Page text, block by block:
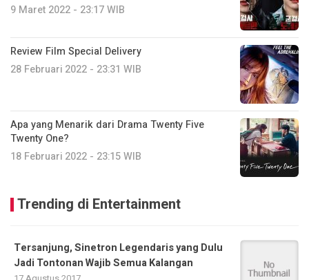
9 Maret 2022 - 23:17 WIB
Review Film Special Delivery
28 Februari 2022 - 23:31 WIB
Apa yang Menarik dari Drama Twenty Five
Twenty One?
18 Februari 2022 - 23:15 WIB
Trending di Entertainment
Tersanjung, Sinetron Legendaris yang Dulu
Jadi Tontonan Wajib Semua Kalangan